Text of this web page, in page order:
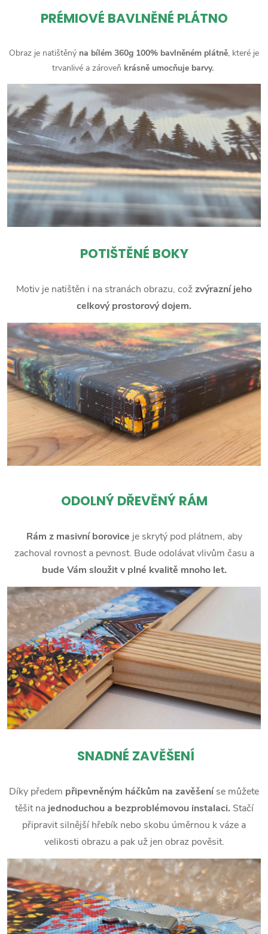
PRÉMIOVÉ BAVLNĚNÉ PLÁTNO
Obraz je natištěný na bílém 360g 100% bavlněném plátně, které je
trvanlivé a zároveň krásně umocňuje barvy.
POTIŠTĚNÉ BOKY
Motiv je natištěn i na stranách obrazu, cožzvýrazní jeho
celkový prostorový dojem.
ODOLNÝ DŘEVĚNÝ RÁM
Rám z masivní borovice je skrytý pod plátnem, aby
zachoval rovnost a pevnost. Bude odolávat vlivům času a
bude Vám sloužit v plné kvalitě mnoho let.
SNADNÉ ZAVĚŠENÍ
Díky předem připevněným háčkům na zavěšeníse můžete
těšit na jednoduchou a bezproblémovou instalaci. Stačí
připravit silnější hřebík nebo skobu úměrnou k váze a
velikosti obrazu a pak už jen obraz pověsit.